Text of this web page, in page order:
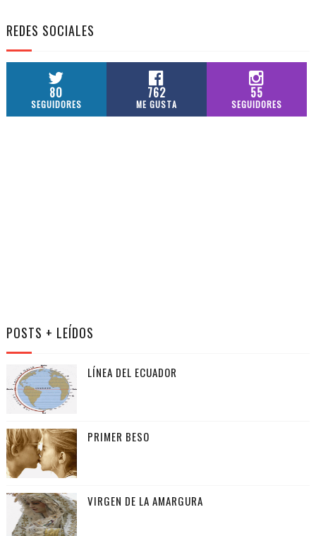
REDES SOCIALES
80
SEGUIDORES
762
ME GUSTA
55
SEGUIDORES
POSTS + LEÍDOS
LÍNEA DEL ECUADOR
PRIMER BESO
VIRGEN DE LA AMARGURA